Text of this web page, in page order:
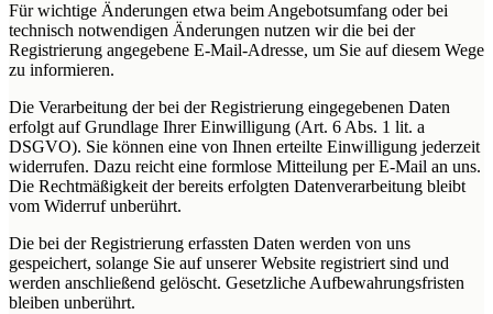
Für wichtige Änderungen etwa beim Angebotsumfang oder bei
technisch notwendigen Änderungen nutzen wir die bei der
Registrierung angegebene E-Mail-Adresse, um Sie auf diesem Wege
zu informieren.
Die Verarbeitung der bei der Registrierung eingegebenen Daten
erfolgt auf Grundlage Ihrer Einwilligung (Art. 6 Abs. 1 lit. a
DSGVO). Sie können eine von Ihnen erteilte Einwilligung jederzeit
widerrufen. Dazu reicht eine formlose Mitteilung per E-Mail an uns.
Die Rechtmäßigkeit der bereits erfolgten Datenverarbeitung bleibt
vom Widerruf unberührt.
Die bei der Registrierung erfassten Daten werden von uns
gespeichert, solange Sie auf unserer Website registriert sind und
werden anschließend gelöscht. Gesetzliche Aufbewahrungsfristen
bleiben unberührt.